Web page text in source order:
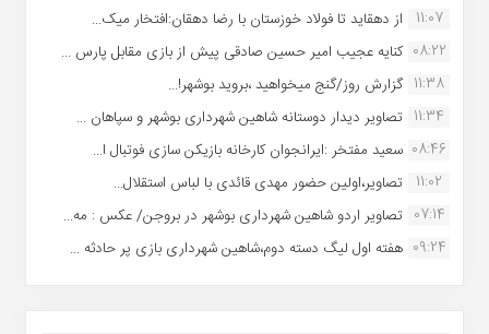
11:07
از دهقاید تا فولاد خوزستان با رضا دهقان:افتخار میک...
08:22 کنایه عجیب امیر حسین صادقی پیش از بازی مقابل پارس ...
11:38 گزارش روز/گنج میخواهید ،بروید بوشهر!...
11:34 تصاویر دیدار دوستانه شاهین شهردارى بوشهر و سپاهان ...
08:46 سعید مفتخر :ایرانجوان کارخانه بازیکن سازی فوتبال ا...
11:02
تصاویر،اولین حضور مهدی قائدی با لباس استقلال...
07:14 تصاویر اردو شاهین شهرداری بوشهر در بروجن/ عکس : مه...
09:24 هفته اول لیگ دسته دوم،شاهین شهرداری بازی پر حادثه ...